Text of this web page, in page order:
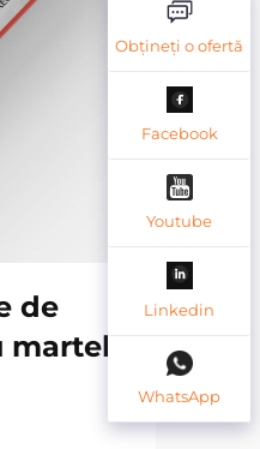
de
Obțineți o ofertă
Facebook
Youtube
Linkedin
WhatsApp